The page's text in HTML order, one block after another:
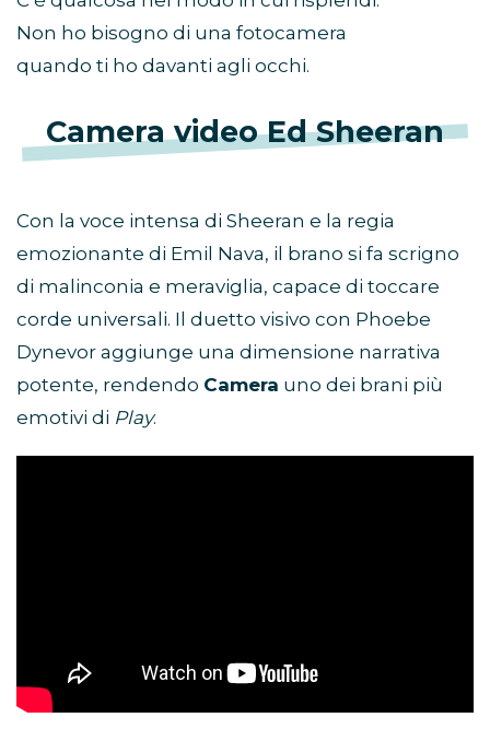
Non ho bisogno di una fotocamera
quando ti ho davanti agli occhi.
Camera video Ed Sheeran
Con la voce intensa di Sheeran e la regia
emozionante di Emil Nava, il brano si fa scrigno
di malinconia e meraviglia, capace di toccare
corde universali. Il duetto visivo con Phoebe
Dynevor aggiunge una dimensione narrativa
potente, rendendo Camera uno dei brani più
emotivi di Play.